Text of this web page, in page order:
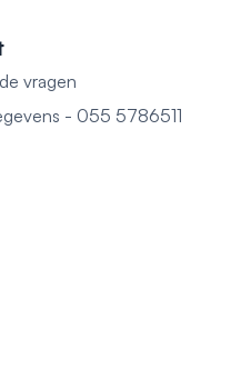
vragen
- 055 5786511